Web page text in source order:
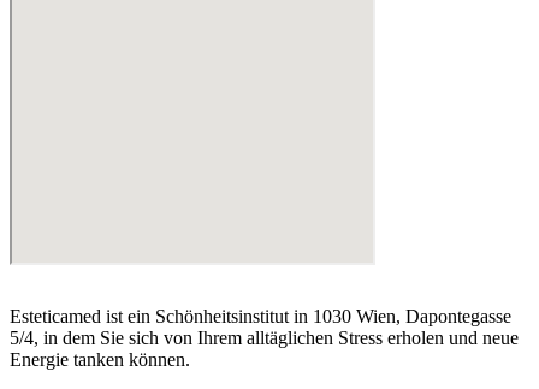
Esteticamed ist ein Schönheitsinstitut in 1030 Wien, Dapontegasse
5/4, in dem Sie sich von Ihrem alltäglichen Stress erholen und neue
Energie tanken können.